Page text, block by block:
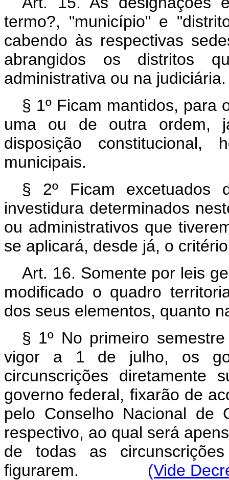
termo?, "município" e
cabendo às respectivas
abrangidos os distritos
administrativa ou na judiciária.
§ 1º Ficam mantidos, para
uma ou de outra ordem,
disposição
municipais.
§ 2º Ficam excetuados
investidura determinados
ou administrativos que
se aplicará, desde já, o
Art. 16. Somente por leis
modificado o quadro
dos seus elementos, quanto
§ 1º No primeiro
vigor a 1 de julho, os
circunscrições diretamente
governo federal, fixarão de
pelo Conselho Nacional de
respectivo, ao qual será
de todas as
figurarem. (Vide